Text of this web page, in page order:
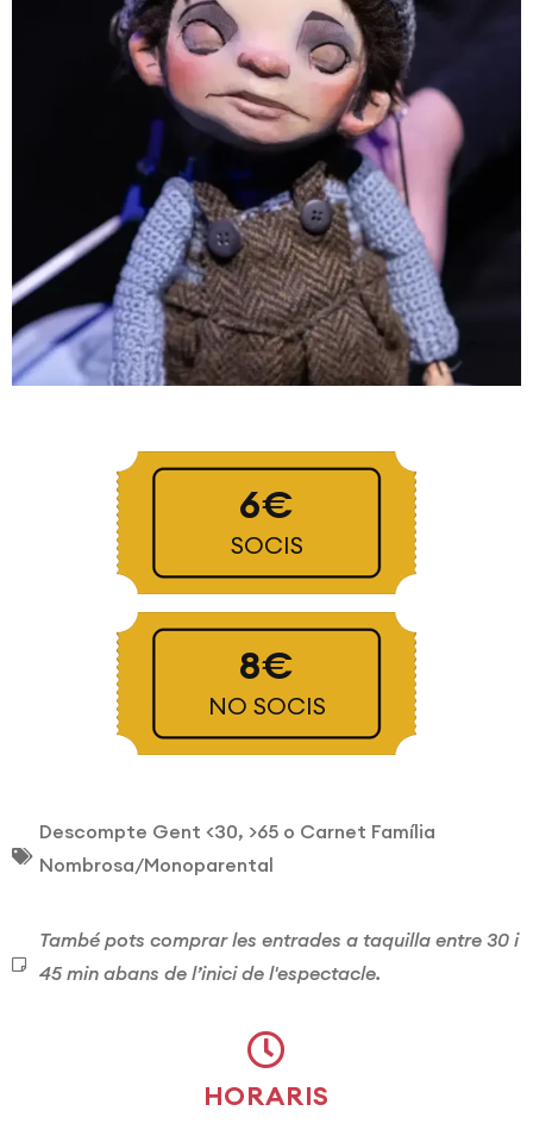
6€
SOCIS
8€
NO SOCIS
Descompte Gent <30, >65 o Carnet Família
Nombrosa/Monoparental
També pots comprar les entrades a taquilla entre 30 i
45 min abans de l’inici de l'espectacle.
HORARIS